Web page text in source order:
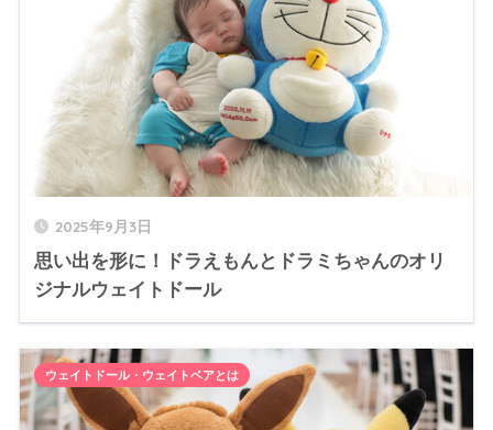
2025年9月3日
思い出を形に！ドラえもんとドラミちゃんのオリ
ジナルウェイトドール
ウェイトドール・ウェイトベアとは